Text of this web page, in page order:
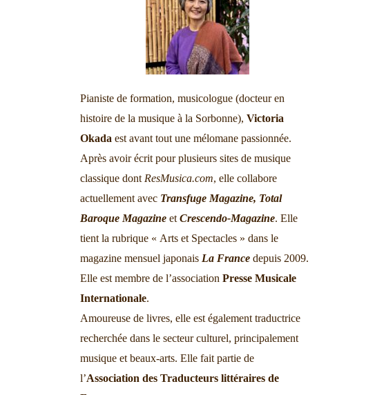
Pianiste de formation, musicologue (docteur en
histoire de la musique à la Sorbonne), Victoria
Okada est avant tout une mélomane passionnée.
Après avoir écrit pour plusieurs sites de musique
classique dont ResMusica.com, elle collabore
actuellement avec Transfuge Magazine, Total
Baroque Magazine et Crescendo-Magazine. Elle
tient la rubrique « Arts et Spectacles » dans le
magazine mensuel japonais La France depuis 2009.
Elle est membre de l’association Presse Musicale
Internationale.
Amoureuse de livres, elle est également traductrice
recherchée dans le secteur culturel, principalement
musique et beaux-arts. Elle fait partie de
l’Association des Traducteurs littéraires de